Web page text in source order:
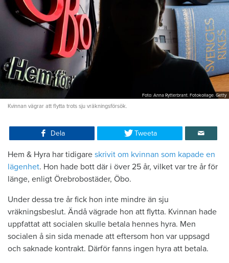
Foto: Anna Rytterbrant. Fotokollage. Getty
Kvinnan vägrar att flytta trots sju vräkningsförsök.
Dela Tweeta
Hem & Hyra har tidigare skrivit om kvinnan som kapade en
lägenhet. Hon hade bott där i över 25 år, vilket var tre år för
länge, enligt Örebrobostäder, Öbo.
Under dessa tre år fick hon inte mindre än sju
vräkningsbeslut. Ändå vägrade hon att flytta. Kvinnan hade
uppfattat att socialen skulle betala hennes hyra. Men
socialen å sin sida menade att eftersom hon var uppsagd
och saknade kontrakt. Därför fanns ingen hyra att betala.